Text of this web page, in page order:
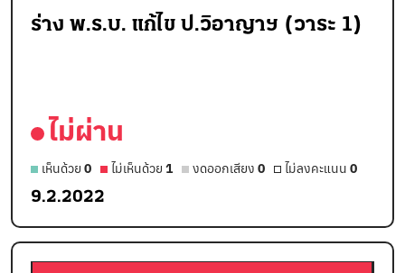
ร่าง พ.ร.บ. แก้ไข ป.วิอาญาฯ (วาระ 1)
ไม่ผ่าน
เห็นด้วย 0 ไม่เห็นด้วย 1 งดออกเสียง 0 ไม่ลงคะแนน 0
9.2.2022